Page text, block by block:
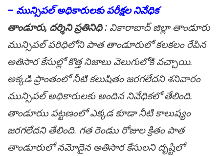
– మున్సిప‌ల్ అధికారుల‌కు ప‌రీక్ష‌ల నివేధిక
తాండూరు, ద‌ర్శిని ప్ర‌తినిధి : వికారాబాద్ జిల్లా తాండూరు
మున్సిప‌ల్ ప‌రిధిలోని పాత తాండూరులో క‌ల‌క‌లం రేపిన
అతిసార కేసుల్లో కొత్త నిజాలు వెలుగులోకి వ‌చ్చాయి.
అక్క‌డి ప్రాంతంలో నీటి క‌లుషితం జ‌ర‌గ‌లేద‌ని శ‌నివారం
మున్సిప‌ల్ అధికారుల‌కు అందిన నివేధిక‌లో తేలింది.
తాండూరుు పట్టణంలో ఎక్కడ కూడా నీటి కాలుష్యం
జరగలేదని తేలింది. గత రెండుు రోజుల క్రితం పాత
తాండూరులో నమోదైన అతిసార కేసులని దృష్టిలో